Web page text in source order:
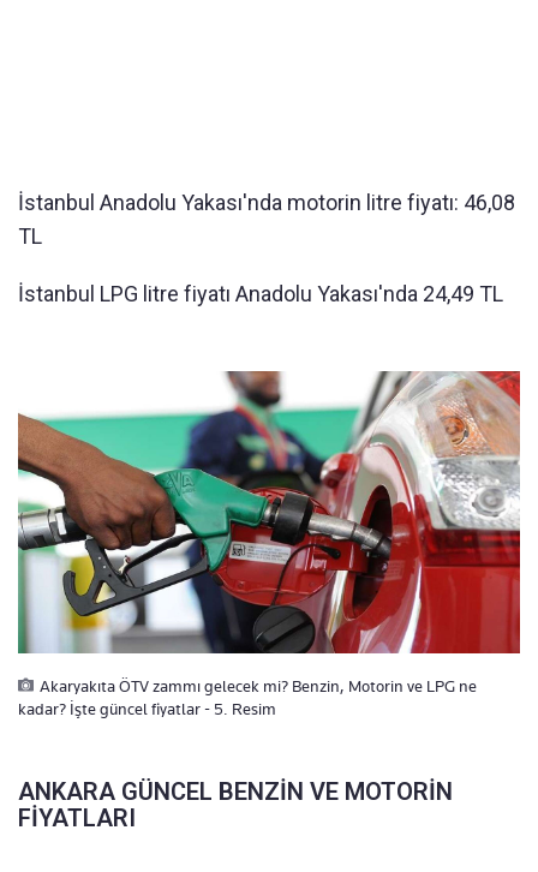
İstanbul Anadolu Yakası'nda motorin litre fiyatı: 46,08
TL
İstanbul LPG litre fiyatı Anadolu Yakası'nda 24,49 TL
Akaryakıta ÖTV zammı gelecek mi? Benzin, Motorin ve LPG ne
kadar? İşte güncel fiyatlar - 5. Resim
ANKARA GÜNCEL BENZİN VE MOTORİN
FİYATLARI